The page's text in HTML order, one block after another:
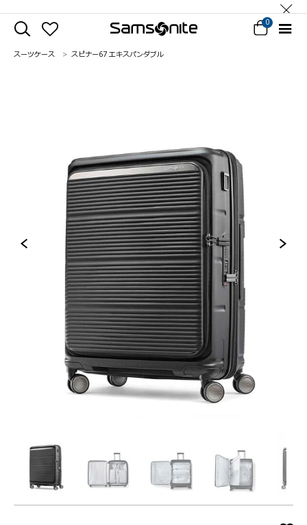
0
スーツケース スピナー67 エキスパンダブル